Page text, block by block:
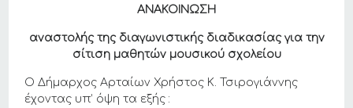
ΑΝΑΚΟΙΝΩΣΗ
αναστολής της διαγωνιστικής διαδικασίας για την
σίτιση μαθητών μουσικού σχολείου
Ο Δήμαρχος Αρταίων Χρήστος Κ. Τσιρογιάννης
έχοντας υπ’ όψη τα εξής :